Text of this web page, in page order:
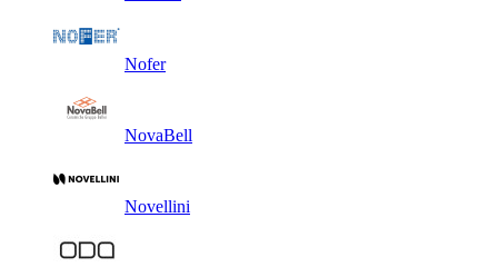
Nofer
NovaBell
Novellini